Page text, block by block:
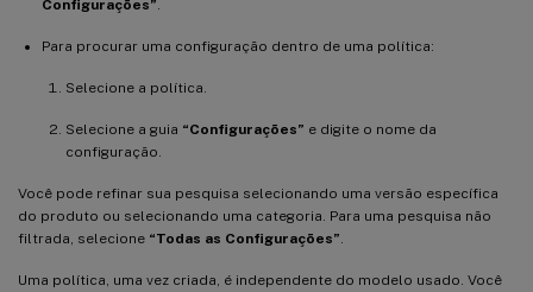
Configurações”
Para procurar uma configuração dentro de uma política:
Selecione a política.
Selecione a guia “Configurações” e digite o nome da
configuração.
Você pode refinar sua pesquisa selecionando uma versão específica
do produto ou selecionando uma categoria. Para uma pesquisa não
filtrada, selecione “Todas as Configurações”
Uma política, uma vez criada, é independente do modelo usado. Você